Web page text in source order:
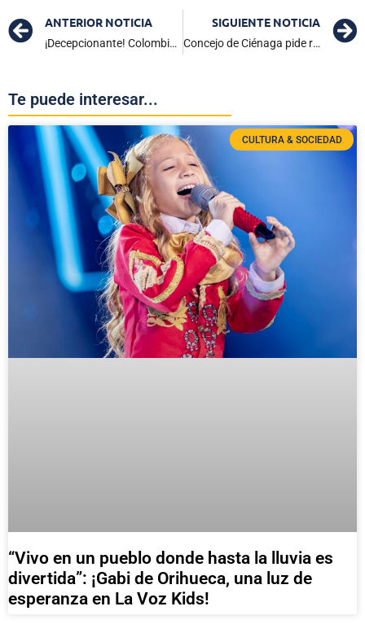
ANTERIOR NOTICIA
¡Decepcionante! Colombia fue una feria del desperdicio y Ecuador facturó con gol solitario
SIGUIENTE NOTICIA
Concejo de Ciénaga pide respuestas a Dolmen S.A. ante incumplimientos por sus servicios
Te puede interesar...
CULTURA & SOCIEDAD
“Vivo en un pueblo donde hasta la lluvia es
divertida”: ¡Gabi de Orihueca, una luz de
esperanza en La Voz Kids!